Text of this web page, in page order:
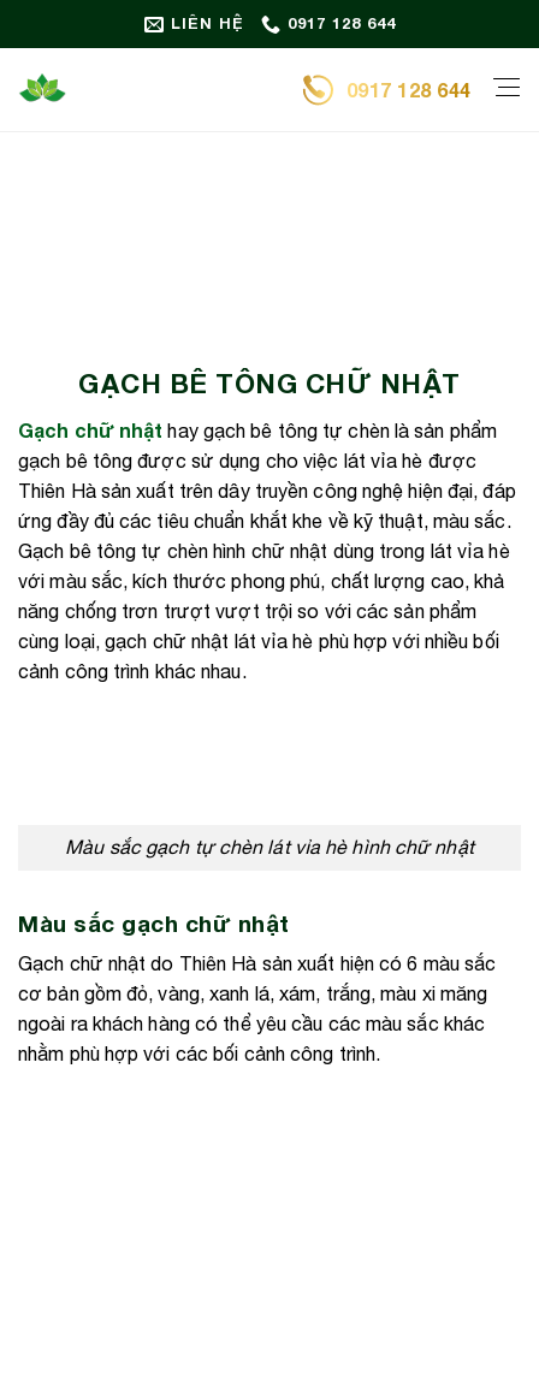
qua
dung
LIÊN HỆ 0917 128 644
0917 128 644
GẠCH BÊ TÔNG CHỮ NHẬT
Gạch chữ nhật hay gạch bê tông tự chèn là sản phẩm
gạch bê tông được sử dụng cho việc lát vỉa hè được
Thiên Hà sản xuất trên dây truyền công nghệ hiện đại, đáp
ứng đầy đủ các tiêu chuẩn khắt khe về kỹ thuật, màu sắc.
Gạch bê tông tự chèn hình chữ nhật dùng trong lát vỉa hè
với màu sắc, kích thước phong phú, chất lượng cao, khả
năng chống trơn trượt vượt trội so với các sản phẩm
cùng loại, gạch chữ nhật lát vỉa hè phù hợp với nhiều bối
cảnh công trình khác nhau.
Màu sắc gạch tự chèn lát vỉa hè hình chữ nhật
Màu sắc gạch chữ nhật
Gạch chữ nhật do Thiên Hà sản xuất hiện có 6 màu sắc
cơ bản gồm đỏ, vàng, xanh lá, xám, trắng, màu xi măng
ngoài ra khách hàng có thể yêu cầu các màu sắc khác
nhằm phù hợp với các bối cảnh công trình.